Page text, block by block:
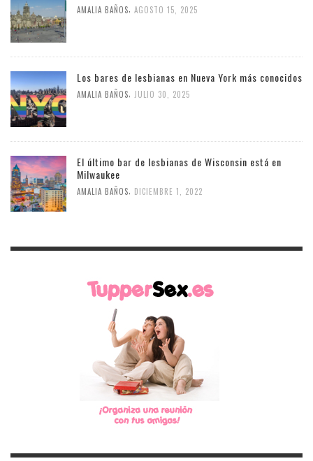
AMALIA BAÑOS AGOSTO 15, 2025
Los bares de lesbianas en Nueva York más conocidos
AMALIA BAÑOS JULIO 30, 2025
El último bar de lesbianas de Wisconsin está en
Milwaukee
AMALIA BAÑOS DICIEMBRE 1, 2022